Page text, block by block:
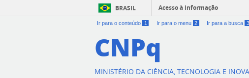
BRASIL Acesso à informação
Ir para o conteúdo 1 Ir para o menu 2 Ir para a busca 3
CNPq
MINISTÉRIO DA CIÊNCIA, TECNOLOGIA E